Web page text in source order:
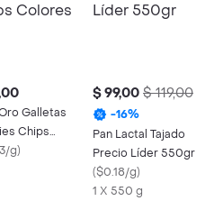
Chips
g)
$ 99,00 $ 119,00
-16%
Pan Lactal Tajado
Precio Líder 550gr
($0.18/g)
1 X 550 g